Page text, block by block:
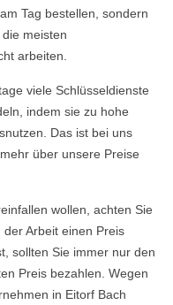
Tag bestellen, sondern
meisten
arbeiten.
viele Schlüsseldienste
indem sie zu hohe
Das ist bei uns
über unsere Preise
wollen, achten Sie
Arbeit einen Preis
sollten Sie immer nur den
Preis bezahlen. Wegen
in Eitorf Bach